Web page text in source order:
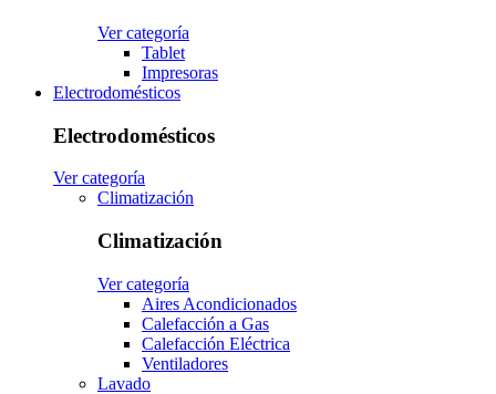
Ver categoría
Tablet
Impresoras
Electrodomésticos
Electrodomésticos
Ver categoría
Climatización
Climatización
Ver categoría
Aires Acondicionados
Calefacción a Gas
Calefacción Eléctrica
Ventiladores
Lavado